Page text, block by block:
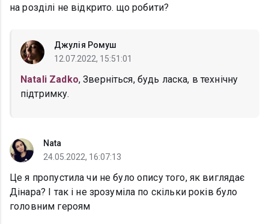
на розділі не відкрито. що робити?
Джулія Ромуш
12.07.2022, 15:51:01
Natali Zadko, Зверніться, будь ласка, в технічну
підтримку.
Nata
24.05.2022, 16:07:13
Це я пропустила чи не було опису того, як виглядає
Дінара? І так і не зрозуміла по скільки років було
головним героям